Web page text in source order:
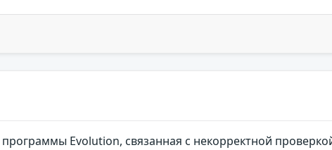
Evolution, связанная с некорректной